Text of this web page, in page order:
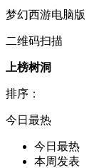
梦幻西游电脑版
二维码扫描
上榜树洞
排序：
今日最热
今日最热
本周发表